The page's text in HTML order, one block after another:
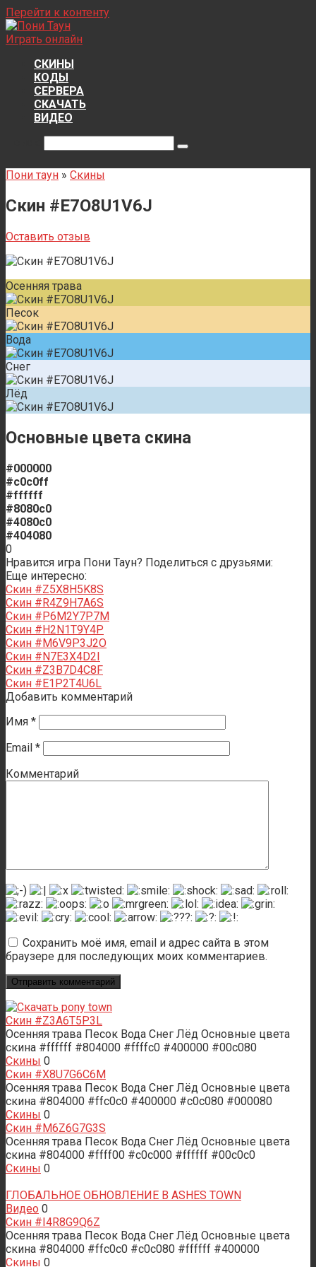
Перейти к контенту
Играть онлайн
СКИНЫ
КОДЫ
СЕРВЕРА
СКАЧАТЬ
ВИДЕО
Пони таун » Скины
Скин #E7O8U1V6J
Оставить отзыв
Осенняя трава
Песок
Вода
Снег
Лёд
Основные цвета скина
#000000
#c0c0ff
#ffffff
#8080c0
#4080c0
#404080
0
Нравится игра Пони Таун? Поделиться с друзьями:
Еще интересно:
Скин #Z5X8H5K8S
Скин #R4Z9H7A6S
Скин #P6M2Y7P7M
Скин #H2N1T9Y4P
Скин #M6V9P3J2O
Скин #N7E3X4D2I
Скин #Z3B7D4C8F
Скин #E1P2T4U6L
Добавить комментарий
Имя *
Email *
Комментарий
Сохранить моё имя, email и адрес сайта в этом
браузере для последующих моих комментариев.
Скин #Z3A6T5P3L
Осенняя трава Песок Вода Снег Лёд Основные цвета
скина #ffffff #804000 #ffffc0 #400000 #00c080
Скины 0
Скин #X8U7G6C6M
Осенняя трава Песок Вода Снег Лёд Основные цвета
скина #804000 #ffc0c0 #400000 #c0c080 #000080
Скины 0
Скин #M6Z6G7G3S
Осенняя трава Песок Вода Снег Лёд Основные цвета
скина #804000 #ffff00 #c0c000 #ffffff #00c0c0
Скины 0
ГЛОБАЛЬНОЕ ОБНОВЛЕНИЕ В ASHES TOWN
Видео 0
Скин #I4R8G9Q6Z
Осенняя трава Песок Вода Снег Лёд Основные цвета
скина #804000 #ffc0c0 #c0c080 #ffffff #400000
Скины 0